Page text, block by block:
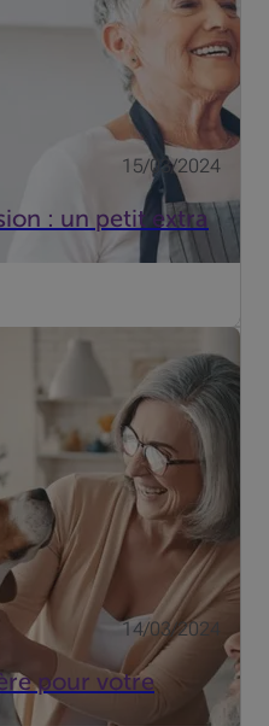
15/03/2024
: un petit extra
14/03/2024
pour votre
fiscalement
un capital pour la
bien suivre vos